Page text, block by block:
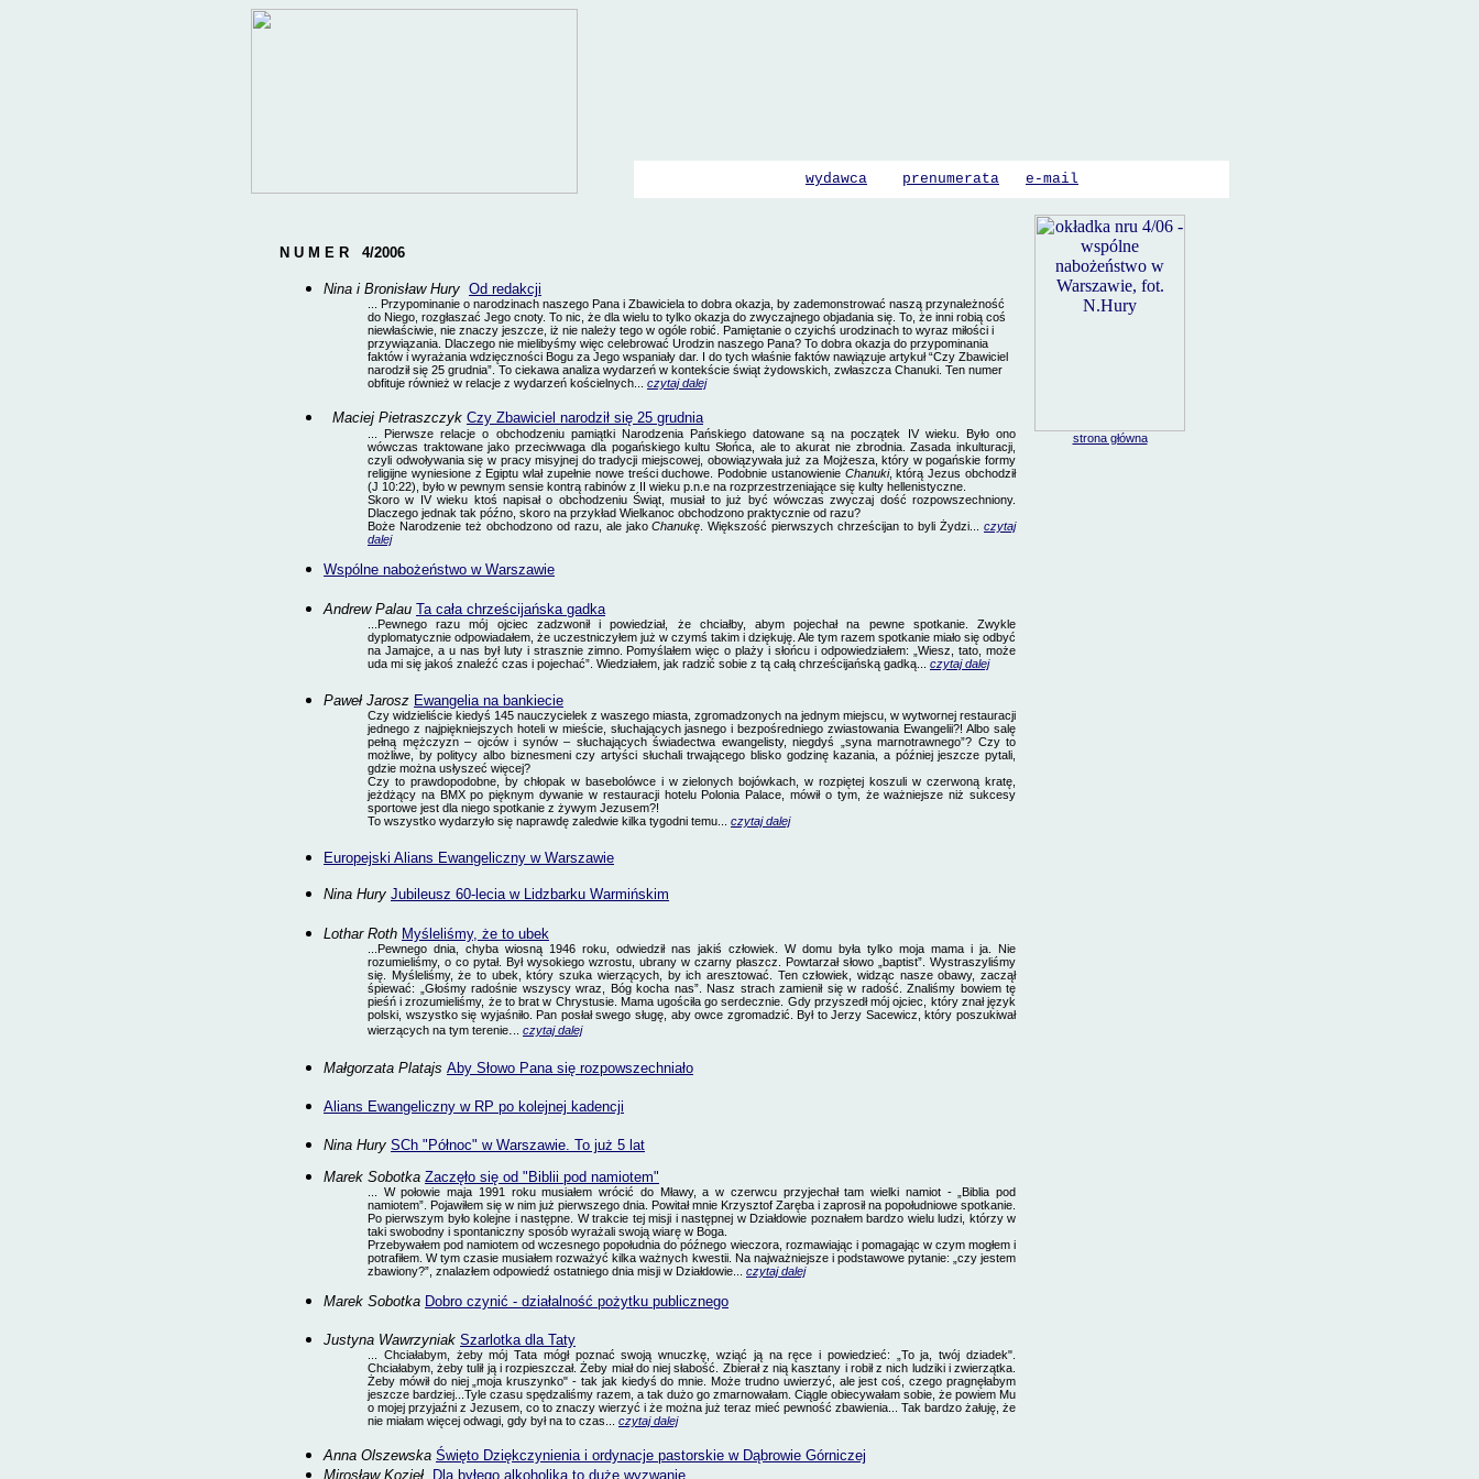
wydawca prenumerata e-mail
N U M E R 4/2006
Nina i Bronisław Hury Od redakcji
... Przypominanie o narodzinach naszego Pana i Zbawiciela to dobra okazja, by zademonstrować naszą przynależność
do Niego, rozgłaszać Jego cnoty. To nic, że dla wielu to tylko okazja do zwyczajnego objadania się. To, że inni robią coś
niewłaściwie, nie znaczy jeszcze, iż nie należy tego w ogóle robić. Pamiętanie o czyichś urodzinach to wyraz miłości i
przywiązania. Dlaczego nie mielibyśmy więc celebrować Urodzin naszego Pana? To dobra okazja do przypominania
faktów i wyrażania wdzięczności Bogu za Jego wspaniały dar. I do tych właśnie faktów nawiązuje artykuł “Czy Zbawiciel
narodził się 25 grudnia”. To ciekawa analiza wydarzeń w kontekście świąt żydowskich, zwłaszcza Chanuki. Ten numer
obfituje również w relacje z wydarzeń kościelnych... czytaj dalej
Maciej Pietraszczyk Czy Zbawiciel narodził się 25 grudnia
... Pierwsze relacje o obchodzeniu pamiątki Narodzenia Pańskiego datowane są na początek IV wieku. Było ono
wówczas traktowane jako przeciwwaga dla pogańskiego kultu Słońca, ale to akurat nie zbrodnia. Zasada inkulturacji,
czyli odwoływania się w pracy misyjnej do tradycji miejscowej, obowiązywała już za Mojżesza, który w pogańskie formy
religijne wyniesione z Egiptu wlał zupełnie nowe treści duchowe. Podobnie ustanowienie Chanuki, którą Jezus obchodził
(J 10:22), było w pewnym sensie kontrą rabinów z II wieku p.n.e na rozprzestrzeniające się kulty hellenistyczne.
Skoro w IV wieku ktoś napisał o obchodzeniu Świąt, musiał to już być wówczas zwyczaj dość rozpowszechniony.
Dlaczego jednak tak późno, skoro na przykład Wielkanoc obchodzono praktycznie od razu?
Boże Narodzenie też obchodzono od razu, ale jakoChanukę . Większość pierwszych chrześcijan to byli Żydzi...czytaj
dalej
Wspólne nabożeństwo w Warszawie
Andrew Palau Ta cała chrześcijańska gadka
...Pewnego razu mój ojciec zadzwonił i powiedział, że chciałby, abym pojechał na pewne spotkanie. Zwykle
dyplomatycznie odpowiadałem, że uczestniczyłem już w czymś takim i dziękuję. Ale tym razem spotkanie miało się odbyć
na Jamajce, a u nas był luty i strasznie zimno. Pomyślałem więc o plaży i słońcu i odpowiedziałem: „Wiesz, tato, może
uda mi się jakoś znaleźć czas i pojechać”. Wiedziałem, jak radzić sobie z tą całą chrześcijańską gadką... czytaj dalej
Paweł Jarosz Ewangelia na bankiecie
Czy widzieliście kiedyś 145 nauczycielek z waszego miasta, zgromadzonych na jednym miejscu, w wytwornej restauracji
jednego z najpiękniejszych hoteli w mieście, słuchających jasnego i bezpośredniego zwiastowania Ewangelii?! Albo salę
pełną mężczyzn – ojców i synów – słuchających świadectwa ewangelisty, niegdyś „syna marnotrawnego”? Czy to
możliwe, by politycy albo biznesmeni czy artyści słuchali trwającego blisko godzinę kazania, a później jeszcze pytali,
gdzie można usłyszeć więcej?
Czy to prawdopodobne, by chłopak w basebolówce i w zielonych bojówkach, w rozpiętej koszuli w czerwoną kratę,
jeżdżący na BMX po pięknym dywanie w restauracji hotelu Polonia Palace, mówił o tym, że ważniejsze niż sukcesy
sportowe jest dla niego spotkanie z żywym Jezusem?!
To wszystko wydarzyło się naprawdę zaledwie kilka tygodni temu.
czytaj dalej
Europejski Alians Ewangeliczny w Warszawie
Nina Hury Jubileusz 60-lecia w Lidzbarku Warmińskim
Lothar Roth Myśleliśmy, że to ubek
Pewnego dnia, chyba wiosną 1946 roku, odwiedził nas jakiś człowiek. W domu była tylko moja mama i ja. Nie
rozumieliśmy, o co pytał. Był wysokiego wzrostu, ubrany w czarny płaszcz. Powtarzał słowo „baptist”. Wystraszyliśmy
się. Myśleliśmy, że to ubek, który szuka wierzących, by ich aresztować. Ten człowiek, widząc nasze obawy, zaczął
śpiewać: „Głośmy radośnie wszyscy wraz, Bóg kocha nas”. Nasz strach zamienił się w radość. Znaliśmy bowiem tę
pieśń i zrozumieliśmy, że to brat w Chrystusie. Mama ugościła go serdecznie. Gdy przyszedł mój ojciec, który znał język
polski, wszystko się wyjaśniło. Pan posłał swego sługę, aby owce zgromadzić. Był to Jerzy Sacewicz, który poszukiwał
wierzących na tym terenie. czytaj dalej
Małgorzata Platajs Aby Słowo Pana się rozpowszechniało
Alians Ewangeliczny w RP po kolejnej kadencji
Nina Hury SCh "Północ" w Warszawie. To już 5 lat
Marek Sobotka Zaczęło się od "Biblii pod namiotem"
... W połowie maja 1991 roku musiałem wrócić do Mławy, a w czerwcu przyjechał tam wielki namiot - „Biblia pod
namiotem”. Pojawiłem się w nim już pierwszego dnia. Powitał mnie Krzysztof Zaręba i zaprosił na popołudniowe spotkanie.
Po pierwszym było kolejne i następne. W trakcie tej misji i następnej w Działdowie poznałem bardzo wielu ludzi, którzy w
taki swobodny i spontaniczny sposób wyrażali swoją wiarę w Boga.
Przebywałem pod namiotem od wczesnego popołudnia do późnego wieczora, rozmawiając i pomagając w czym mogłem i
potrafiłem. W tym czasie musiałem rozważyć kilka ważnych kwestii. Na najważniejsze i podstawowe pytanie: „czy jestem
zbawiony?”, znalazłem odpowiedź ostatniego dnia misji w Działdowie... czytaj dalej
Marek Sobotka Dobro czynić - działalność pożytku publicznego
Justyna Wawrzyniak Szarlotka dla Taty
... Chciałabym, żeby mój Tata mógł poznać swoją wnuczkę, wziąć ją na ręce i powiedzieć: „To ja, twój dziadek".
Chciałabym, żeby tulił ją i rozpieszczał. Żeby miał do niej słabość. Zbierał z nią kasztany i robił z nich ludziki i zwierzątka.
Żeby mówił do niej „moja kruszynko" - tak jak kiedyś do mnie. Może trudno uwierzyć,
ale jest coś, czego pragnęłabym
jeszcze bardziej... Tyle czasu spędzaliśmy razem, a tak dużo go zmarnowałam. Ciągle obiecywałam sobie, że powiem Mu
o mojej przyjaźni z Jezusem, co to znaczy wierzyć i że można już teraz mieć pewność zbawienia... Tak bardzo żałuję, że
nie miałam więcej odwagi, gdy był na to czas... czytaj dalej
Anna Olszewska Święto Dziękczynienia i ordynacje pastorskie w Dąbrowie Górniczej
Mirosław Kozieł Dla byłego alkoholika to duże wyzwanie
strona główna